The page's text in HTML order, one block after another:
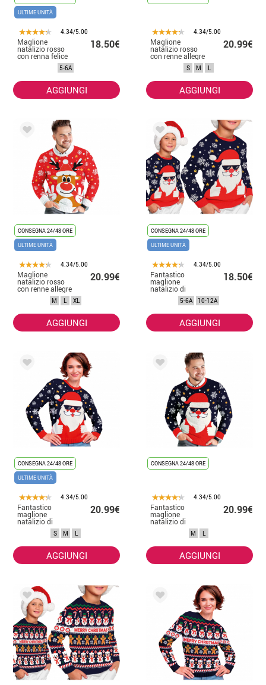
ULTIME UNITÀ
4.34/5.00
Maglione
natalizio rosso
con renna felice
18.50€
5-6A
AGGIUNGI
4.34/5.00
Maglione
natalizio rosso
con renne allegre
20.99€
S M L
AGGIUNGI
CONSEGNA 24/48 ORE
ULTIME UNITÀ
4.34/5.00
Maglione
natalizio rosso
con renne allegre
20.99€
M L XL
AGGIUNGI
CONSEGNA 24/48 ORE
ULTIME UNITÀ
4.34/5.00
Fantastico
maglione
natalizio di
Babbo Natale per
18.50€
5-6A 10-12A
AGGIUNGI
CONSEGNA 24/48 ORE
ULTIME UNITÀ
4.34/5.00
Fantastico
maglione
natalizio di
Babbo Natale da
20.99€
S M L
AGGIUNGI
CONSEGNA 24/48 ORE
4.34/5.00
Fantastico
maglione
natalizio di
Babbo Natale da
20.99€
M L
AGGIUNGI